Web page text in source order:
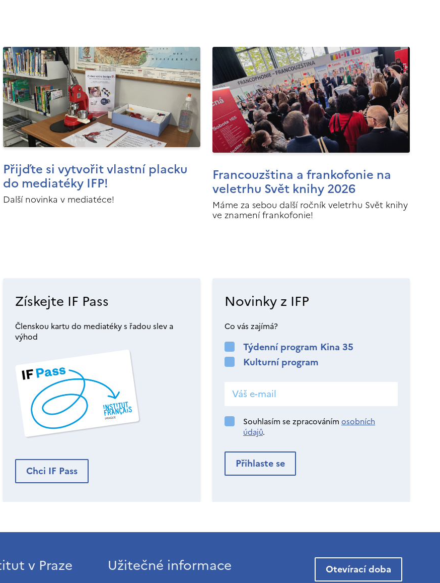
Přijďte si vytvořit vlastní placku
do mediatéky IFP!
Další novinka v mediatéce!
Francouzština a frankofonie na
veletrhu Svět knihy 2026
Máme za sebou další ročník veletrhu Svět knihy
ve znamení frankofonie!
Získejte IF Pass
Členskou kartu do mediatéky s řadou slev a
výhod
Chci IF Pass
Novinky z IFP
Co vás zajímá?
Týdenní program Kina 35
Kulturní program
Souhlasím se zpracováním osobních
údajů.
v Praze Užitečné informace Otevírací doba